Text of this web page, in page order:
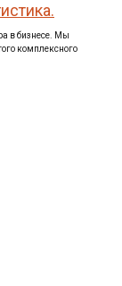
в бизнесе. Мы
комплексного